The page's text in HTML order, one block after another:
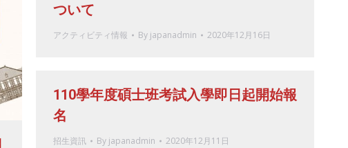
ついて
アクティビティ情報 By japanadmin 2020年12月16日
110學年度碩士班考試入學即日起開始報
名
招生資訊 By japanadmin 2020年12月11日